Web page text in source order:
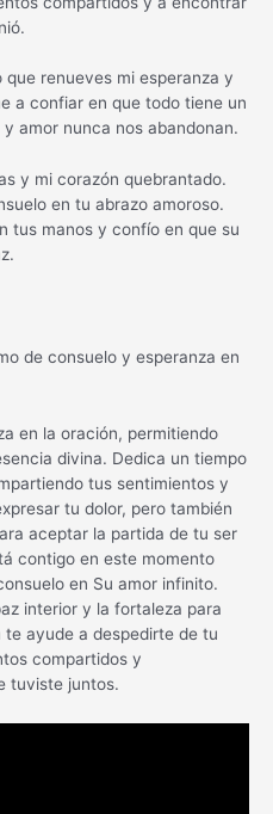
que renueves mi esperanza y
a confiar en que todo tiene un
amor nunca nos abandonan.
y mi corazón quebrantado.
en tu abrazo amoroso.
tus manos y confío en que su
de consuelo y esperanza en
en la oración, permitiendo
divina. Dedica un tiempo
tus sentimientos y
tu dolor, pero también
aceptar la partida de tu ser
contigo en este momento
en Su amor infinito.
interior y la fortaleza para
te ayude a despedirte de tu
compartidos y
tuviste juntos.